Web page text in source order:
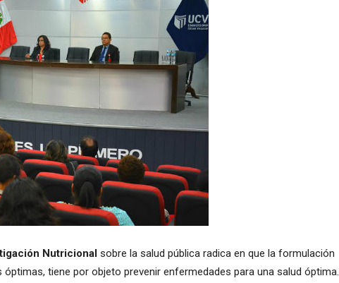
Nutricional sobre la salud pública radica en que la formulación
tiene por objeto prevenir enfermedades para una salud óptima.